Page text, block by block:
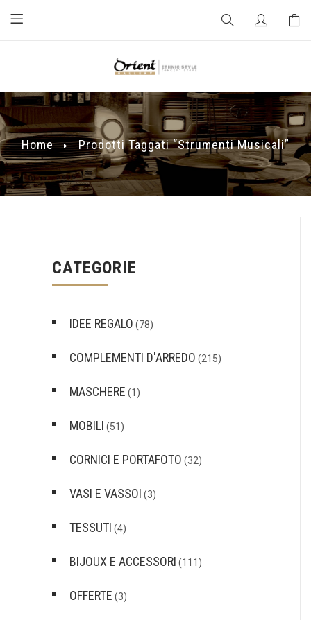
Home Prodotti Taggati “strumenti Musicali”
CATEGORIE
IDEE REGALO (78)
COMPLEMENTI D'ARREDO (215)
MASCHERE (1)
MOBILI (51)
CORNICI E PORTAFOTO (32)
VASI E VASSOI (3)
TESSUTI (4)
BIJOUX E ACCESSORI (111)
OFFERTE (3)